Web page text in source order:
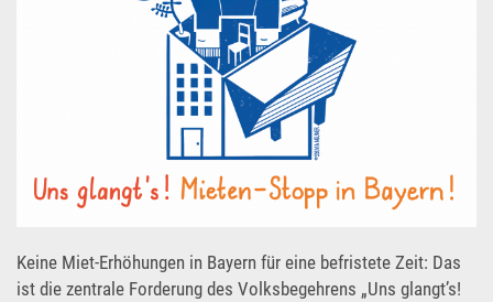
Keine Miet-Erhöhungen in Bayern für eine befristete Zeit: Das
ist die zentrale Forderung des Volksbegehrens „Uns glangt’s!